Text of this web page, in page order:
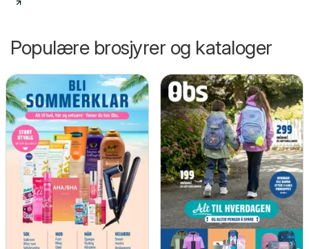
Populære brosjyrer og kataloger